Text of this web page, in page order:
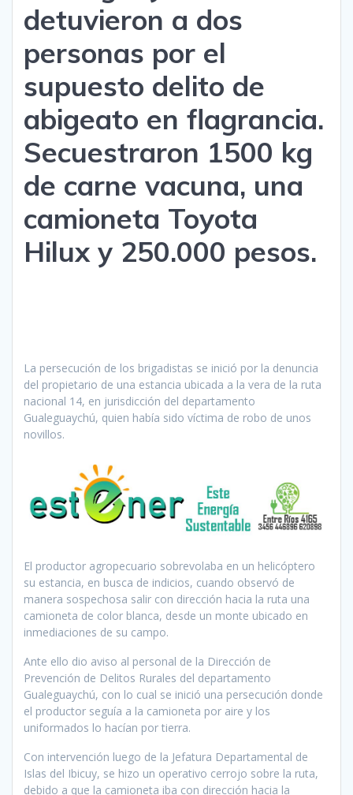
detuvieron a dos
personas por el
supuesto delito de
abigeato en flagrancia.
Secuestraron 1500 kg
de carne vacuna, una
camioneta Toyota
Hilux y 250.000 pesos.
La persecución de los brigadistas se inició por la denuncia
del propietario de una estancia ubicada a la vera de la ruta
nacional 14, en jurisdicción del departamento
Gualeguaychú, quien había sido víctima de robo de unos
novillos.
El productor agropecuario sobrevolaba en un helicóptero
su estancia, en busca de indicios, cuando observó de
manera sospechosa salir con dirección hacia la ruta una
camioneta de color blanca, desde un monte ubicado en
inmediaciones de su campo.
Ante ello dio aviso al personal de la Dirección de
Prevención de Delitos Rurales del departamento
Gualeguaychú, con lo cual se inició una persecución donde
el productor seguía a la camioneta por aire y los
uniformados lo hacían por tierra.
Con intervención luego de la Jefatura Departamental de
Islas del Ibicuy, se hizo un operativo cerrojo sobre la ruta,
debido a que la camioneta iba con dirección hacia la